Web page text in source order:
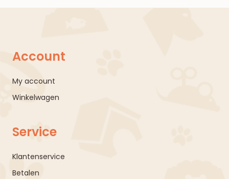
Account
My account
Winkelwagen
Service
Klantenservice
Betalen